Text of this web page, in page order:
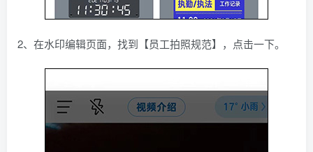
2、在水印编辑页面，找到【员工拍照规范】，点击一下。